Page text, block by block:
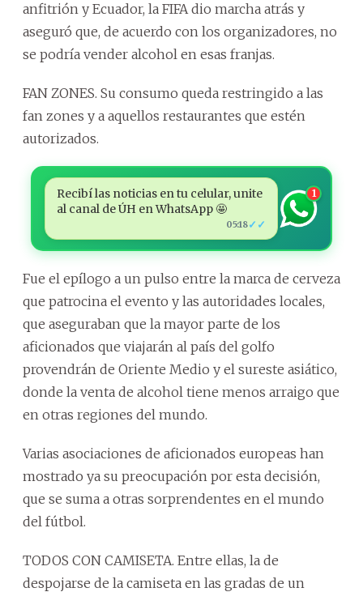
anfitrión y Ecuador, la FIFA dio marcha atrás y
aseguró que, de acuerdo con los organizadores, no
se podría vender alcohol en esas franjas.
FAN ZONES. Su consumo queda restringido a las
fan zones y a aquellos restaurantes que estén
autorizados.
Recibí las noticias en tu celular, unite
al canal de ÚH en WhatsApp 🤩
05:18✓✓
1
Fue el epílogo a un pulso entre la marca de cerveza
que patrocina el evento y las autoridades locales,
que aseguraban que la mayor parte de los
aficionados que viajarán al país del golfo
provendrán de Oriente Medio y el sureste asiático,
donde la venta de alcohol tiene menos arraigo que
en otras regiones del mundo.
Varias asociaciones de aficionados europeas han
mostrado ya su preocupación por esta decisión,
que se suma a otras sorprendentes en el mundo
del fútbol.
TODOS CON CAMISETA. Entre ellas, la de
despojarse de la camiseta en las gradas de un